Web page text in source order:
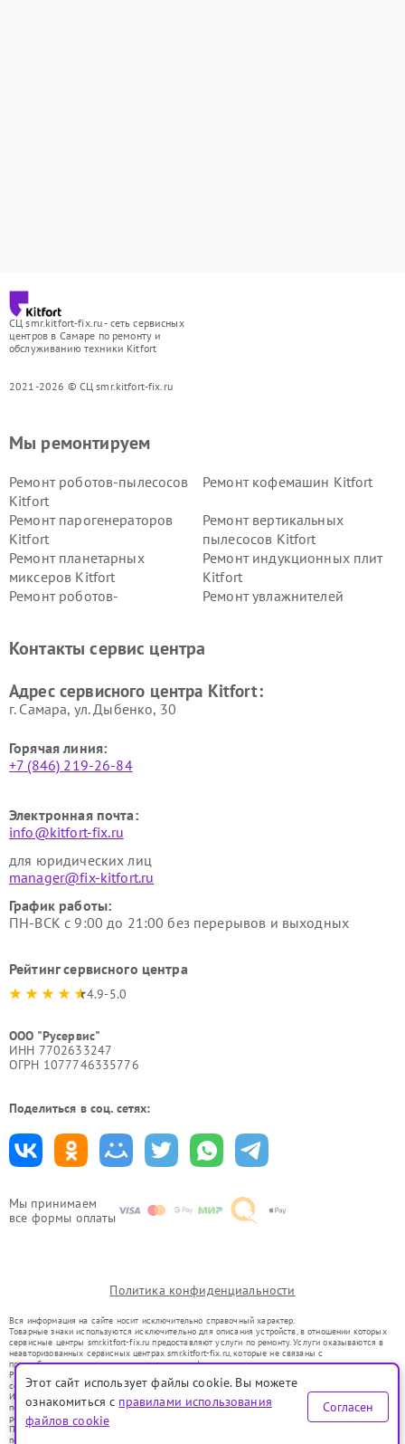
СЦ smr.kitfort-fix.ru - сеть сервисных
центров в Самаре по ремонту и
обслуживанию техники Kitfort
2021-2026 © СЦ smr.kitfort-fix.ru
Мы принимаем
все формы оплаты
Мы ремонтируем
Ремонт роботов-пылесосов
Kitfort
Ремонт кофемашин Kitfort
Ремонт парогенераторов
Kitfort
Ремонт вертикальных
пылесосов Kitfort
Ремонт планетарных
миксеров Kitfort
Ремонт индукционных плит
Kitfort
Ремонт роботов-
Ремонт увлажнителей
Kitfort
Kitfort
Kitfort
Kitfort
Контакты сервис центра
Адрес сервисного центра Kitfort:
г. Самара, ул. Дыбенко, 30
Горячая линия:
+7 (846) 219-26-84
Электронная почта:
info@kitfort-fix.ru
для юридических лиц
manager@fix-kitfort.ru
График работы:
ПН-ВСК с 9:00 до 21:00 без перерывов и выходных
Рейтинг сервисного центра
4.9-5.0
ООО "Русервис"
ИНН 7702633247
ОГРН 1077746335776
Поделиться в соц. сетях:
Политика конфиденциальности
Вся информация на сайте носит исключительно справочный характер.
Товарные знаки используются исключительно для описания устройств, в отношении которых
сервисные центры smr.kitfort-fix.ru предоставляют услуги по ремонту. Услуги оказываются в
неавторизованных сервисных центрах smr.kitfort-fix.ru, которые не связаны с
правообладателями товарных знаков или их официальными представителями.
Ремонт осуществляется для устройств, уже введенных в гражданский оборот в соответствии
со статьей 1487 ГК РФ.
Использование товарных знаков не преследует цели индивидуализации услуг или введения
потребителей в заблуждение, а служит для информирования о предоставляемых услугах по
ремонту техники указанных брендов.
Представленная на сайте информация не является публичной офертой, определяемой
положениями Статьи 437(2) Гражданского кодекса РФ
Этот сайт использует файлы cookie. Вы можете
ознакомиться с правилами использования
файлов cookie
Согласен